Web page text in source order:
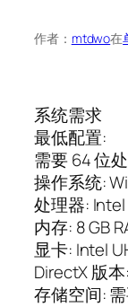
作者： mtdwo在
系统需求
最低配置:
需要 64 位
操作系统:
处理器:
内存: 8 GB
显卡: Intel
DirectX 版本:
存储空间: